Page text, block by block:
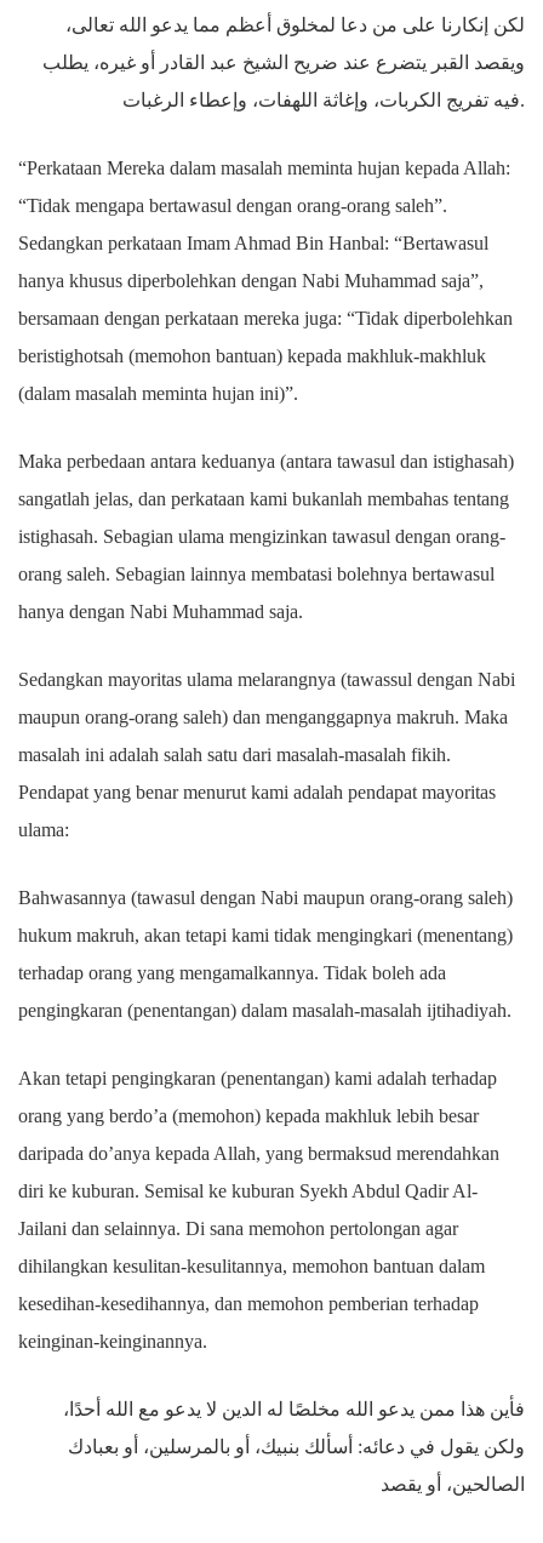
لكن إنكارنا على من دعا لمخلوق أعظم مما يدعو الله تعالى،
ويقصد القبر يتضرع عند ضريح الشيخ عبد القادر أو غيره، يطلب
فيه تفريج الكربات، وإغاثة اللهفات، وإعطاء الرغبات.
“Perkataan Mereka dalam masalah meminta hujan kepada Allah:
“Tidak mengapa bertawasul dengan orang-orang saleh”.
Sedangkan perkataan Imam Ahmad Bin Hanbal: “Bertawasul
hanya khusus diperbolehkan dengan Nabi Muhammad saja”,
bersamaan dengan perkataan mereka juga: “Tidak diperbolehkan
beristighotsah (memohon bantuan) kepada makhluk-makhluk
(dalam masalah meminta hujan ini)”.
Maka perbedaan antara keduanya (antara tawasul dan istighasah)
sangatlah jelas, dan perkataan kami bukanlah membahas tentang
istighasah. Sebagian ulama mengizinkan tawasul dengan orang-
orang saleh. Sebagian lainnya membatasi bolehnya bertawasul
hanya dengan Nabi Muhammad saja.
Sedangkan mayoritas ulama melarangnya (tawassul dengan Nabi
maupun orang-orang saleh) dan menganggapnya makruh. Maka
masalah ini adalah salah satu dari masalah-masalah fikih.
Pendapat yang benar menurut kami adalah pendapat mayoritas
ulama:
Bahwasannya (tawasul dengan Nabi maupun orang-orang saleh)
hukum makruh, akan tetapi kami tidak mengingkari (menentang)
terhadap orang yang mengamalkannya. Tidak boleh ada
pengingkaran (penentangan) dalam masalah-masalah ijtihadiyah.
Akan tetapi pengingkaran (penentangan) kami adalah terhadap
orang yang berdo’a (memohon) kepada makhluk lebih besar
daripada do’anya kepada Allah, yang bermaksud merendahkan
diri ke kuburan. Semisal ke kuburan Syekh Abdul Qadir Al-
Jailani dan selainnya. Di sana memohon pertolongan agar
dihilangkan kesulitan-kesulitannya, memohon bantuan dalam
kesedihan-kesedihannya, dan memohon pemberian terhadap
keinginan-keinginannya.
فأين هذا ممن يدعو الله مخلصًا له الدين لا يدعو مع الله أحدًا،
ولكن يقول في دعائه: أسألك بنبيك، أو بالمرسلين، أو بعبادك
الصالحين، أو يقصد